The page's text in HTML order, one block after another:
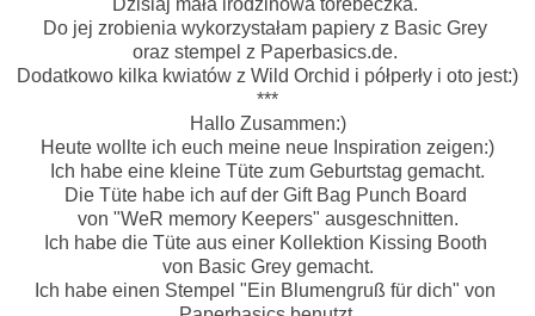
Dzisiaj mała irodzinowa torebeczka.
Do jej zrobienia wykorzystałam papiery z Basic Grey
oraz stempel z Paperbasics.de.
Dodatkowo kilka kwiatów z Wild Orchid i półperły i oto jest:)
***
Hallo Zusammen:)
Heute wollte ich euch meine neue Inspiration zeigen:)
Ich habe eine kleine Tüte zum Geburtstag gemacht.
Die Tüte habe ich auf der Gift Bag Punch Board
von "WeR memory Keepers" ausgeschnitten.
Ich habe die Tüte aus einer Kollektion Kissing Booth
von Basic Grey gemacht.
Ich habe einen Stempel "Ein Blumengruß für dich" von